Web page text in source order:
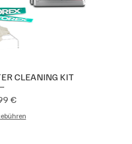
CLEANING KIT
€